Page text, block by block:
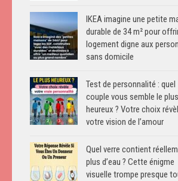
IKEA imagine une petite
durable de 34 m² pour
logement digne aux
sans domicile
Test de personnalité : quel
couple vous semble le plus
heureux ? Votre choix
votre vision de l’amour
Quel verre contient
plus d’eau ? Cette énigme
visuelle trompe presque